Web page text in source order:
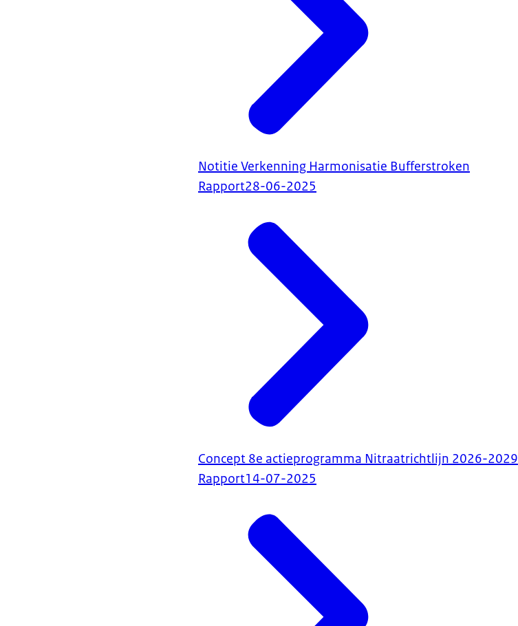
Notitie Verkenning Harmonisatie Bufferstroken
Rapport28-06-2025
Concept 8e actieprogramma Nitraatrichtlijn 2026-2029
Rapport14-07-2025